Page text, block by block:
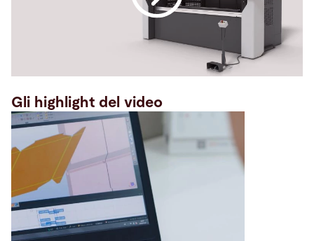
Gli highlight del video